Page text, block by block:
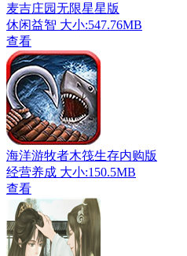
麦吉庄园无限星星版
休闲益智 大小:547.76MB
查看
海洋游牧者木筏生存内购版
经营养成 大小:150.5MB
查看